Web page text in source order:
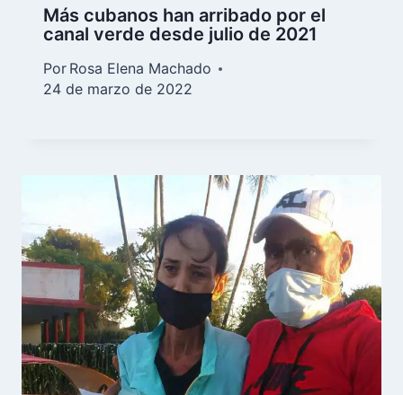
Más cubanos han arribado por el
canal verde desde julio de 2021
Por Rosa Elena Machado
24 de marzo de 2022